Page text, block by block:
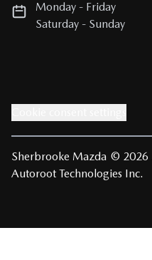
Monday - Friday
Saturday - Sunday
Sherbrooke Mazda © 2026
Autoroot Technologies Inc.